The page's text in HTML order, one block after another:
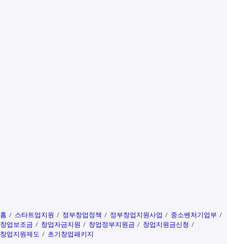
홈 스타트업지원 정부창업정책 정부창업지원사업
중소벤처기업부
창업보조금
창업자금지원 창업정부지원금
창업지원금신청
창업지원제도
초기창업패키지